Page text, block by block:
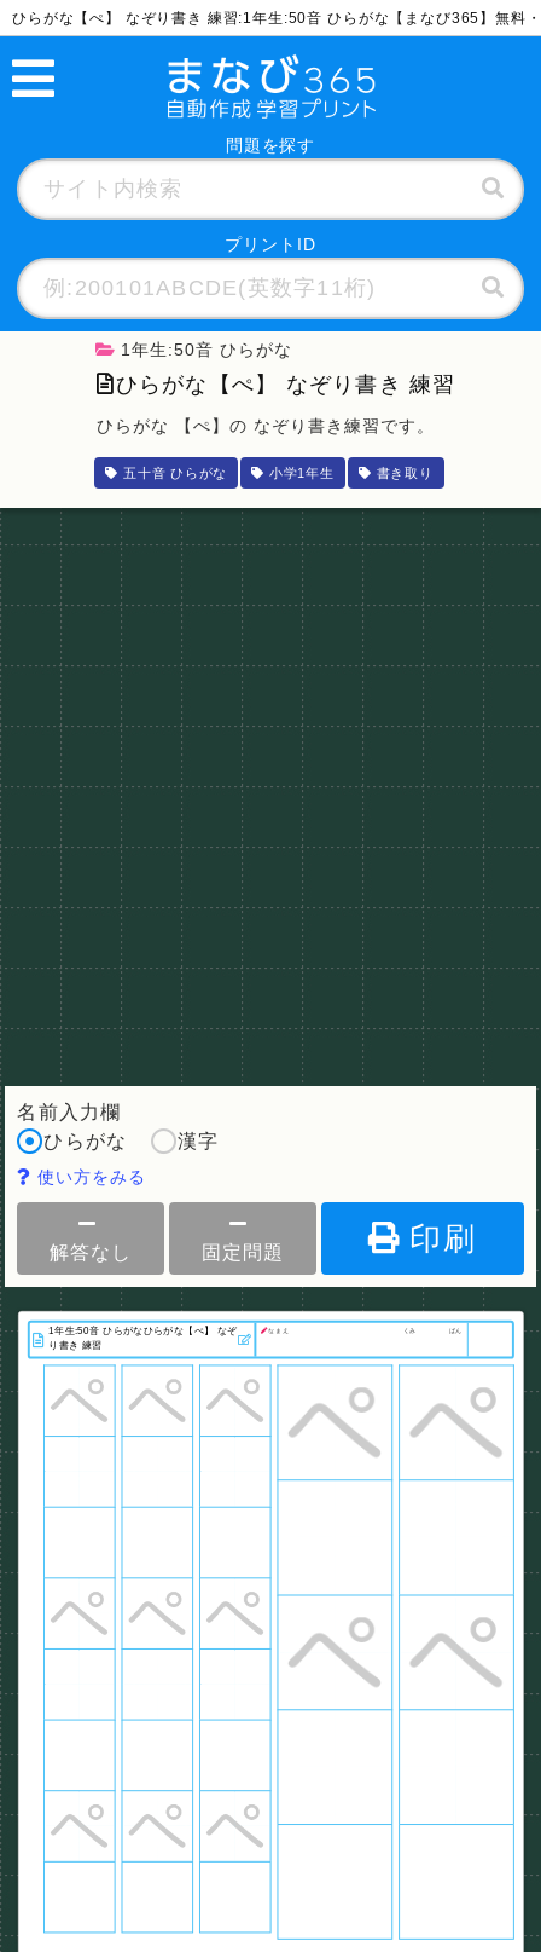
ひらがな【ぺ】 なぞり書き 練習:1年生:50音 ひらがな【まなび365】無料
問題を探す
プリントID
1年生:50音 ひらがな
ひらがな【ぺ】 なぞり書き 練習
ひらがな 【ぺ】の なぞり書き練習です。
五十音 ひらがな 小学1年生 書き取り
名前入力欄
ひらがな
漢字
使い方をみる
解答なし 固定問題 印刷
なまえ くみ ばん